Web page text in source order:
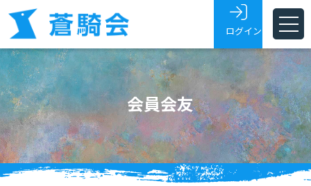
ホーム
蒼騎会とは
蒼騎展
支部
ログイン
会員会友